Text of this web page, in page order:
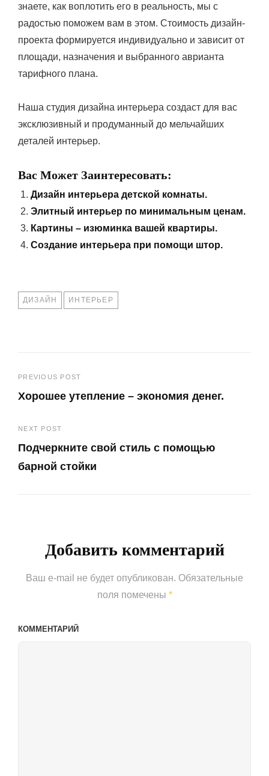
знаете, как воплотить его в реальность, мы с
радостью поможем вам в этом. Стоимость дизайн-
проекта формируется индивидуально и зависит от
площади, назначения и выбранного аврианта
тарифного плана.
Наша студия дизайна интерьера создаст для вас
эксклюзивный и продуманный до мельчайших
деталей интерьер.
Вас Может Заинтересовать:
Дизайн интерьера детской комнаты.
Элитный интерьер по минимальным ценам.
Картины – изюминка вашей квартиры.
Создание интерьера при помощи штор.
TAGS
ДИЗАЙН ИНТЕРЬЕР
Навигация
по
записям
PREVIOUS POST
Хорошее утепление – экономия денег.
Post
NEXT POST
Подчеркните свой стиль с помощью
барной стойки
Добавить комментарий
Ваш e-mail не будет опубликован. Обязательные
поля помечены *
КОММЕНТАРИЙ